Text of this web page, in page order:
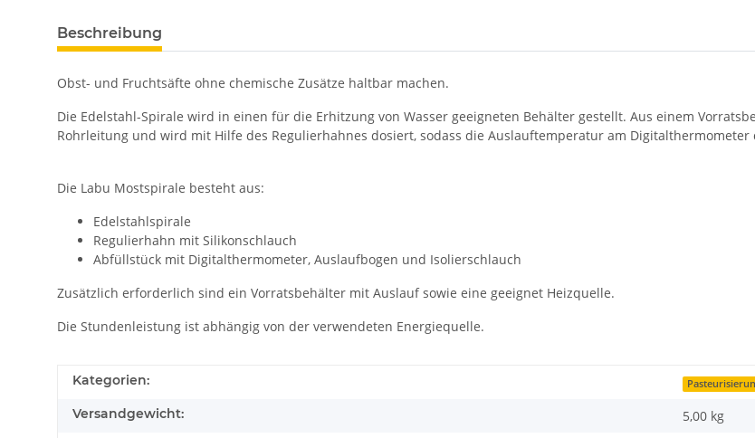
Beschreibung
Obst- und Fruchtsäfte ohne chemische Zusätze haltbar machen.
Die Edelstahl-Spirale wird in einen für die Erhitzung von Wasser geeigneten Behälter gestellt. Aus einem
Rohrleitung und wird mit Hilfe des Regulierhahnes dosiert, sodass die Auslauftemperatur am Digitalthermometer
Die Labu Mostspirale besteht aus:
Edelstahlspirale
Regulierhahn mit Silikonschlauch
Abfüllstück mit Digitalthermometer, Auslaufbogen und Isolierschlauch
Zusätzlich erforderlich sind ein Vorratsbehälter mit Auslauf sowie eine geeignet Heizquelle.
Die Stundenleistung ist abhängig von der verwendeten Energiequelle.
Kategorien:
Versandgewicht: 5,00 kg